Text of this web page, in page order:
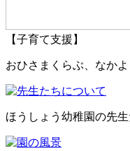
【子育て支援】
おひさまくらぶ、なか
ほうしょう幼稚園の先